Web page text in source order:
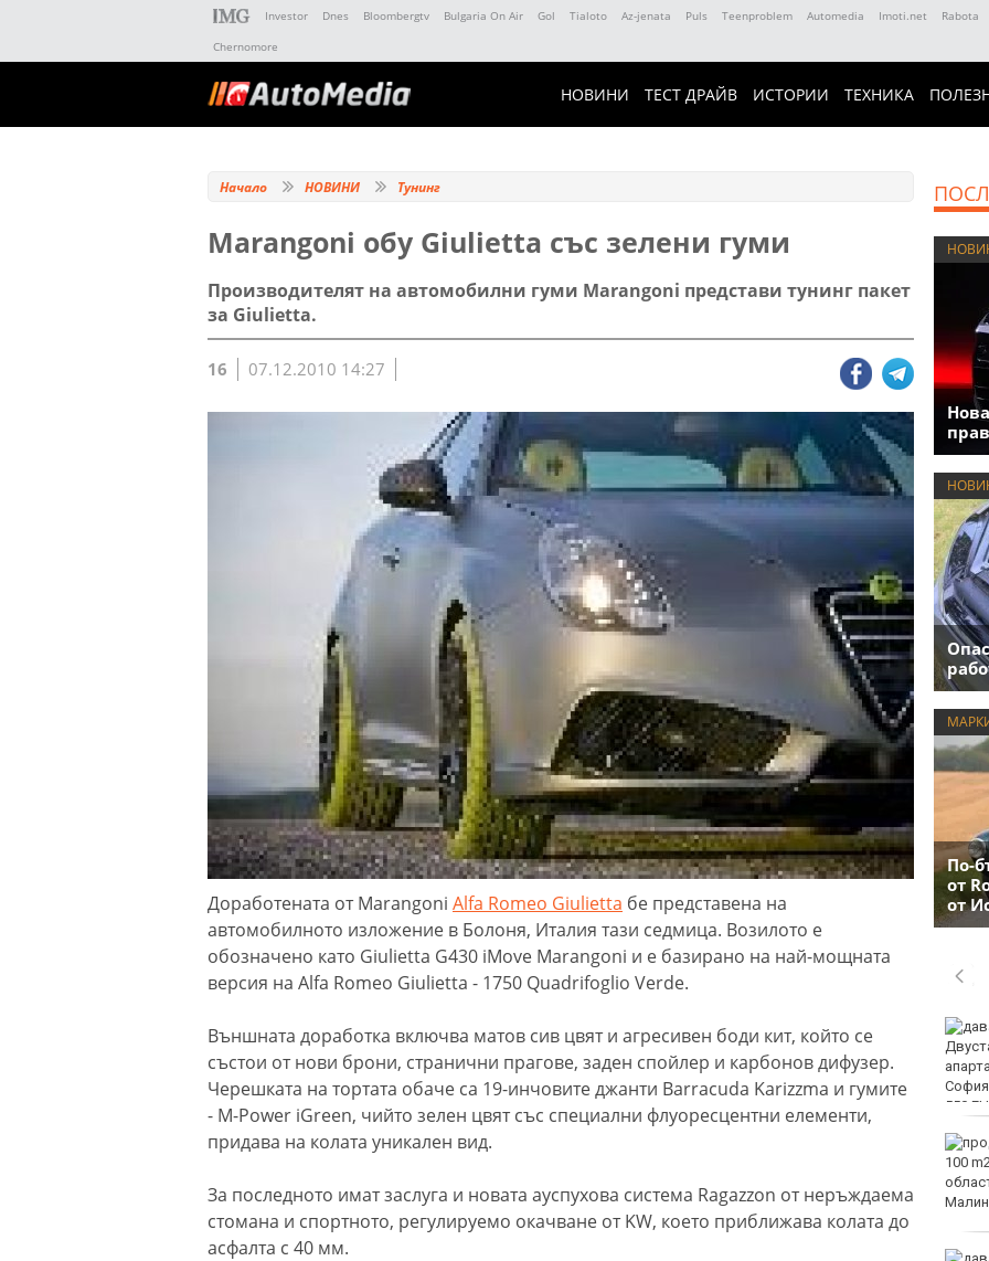
Investor Dnes Bloombergtv Bulgaria On Air Gol Tialoto Az-jenata Puls Teenproblem Automedia Imoti.net Rabota
Chernomore
НОВИНИ ТЕСТ ДРАЙВ ИСТОРИИ ТЕХНИКА
Начало НОВИНИ Тунинг
Marangoni обу Giulietta със зелени гуми
Производителят на автомобилни гуми Marangoni представи тунинг пакет
за Giulietta.
16 07.12.2010 14:27
Доработената от Marangoni Alfa Romeo Giulietta бе представена на
автомобилното изложение в Болоня, Италия тази седмица. Возилото е
обозначено като Giulietta G430 iMove Marangoni и е базирано на най-мощната
версия на Alfa Romeo Giulietta - 1750 Quadrifoglio Verde.
Външната доработка включва матов сив цвят и агресивен боди кит, който се
състои от нови брони, странични прагове, заден спойлер и карбонов дифузер.
Черешката на тортата обаче са 19-инчовите джанти Barracuda Karizzma и гумите
- M-Power iGreen, чийто зелен цвят със специални флуоресцентни елементи,
придава на колата уникален вид.
За последното имат заслуга и новата ауспухова система Ragazzon от неръждаема
стомана и спортното, регулируемо окачване от KW, което приближава колата до
асфалта с 40 мм.
По-
от
от
Европа бележи ръст на
случаите на
западнонилска треска